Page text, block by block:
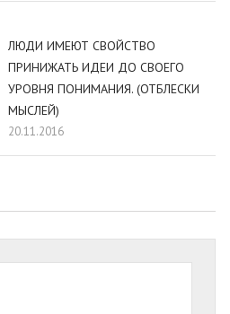
ЛЮДИ ИМЕЮТ СВОЙСТВО
ПРИНИЖАТЬ ИДЕИ ДО СВОЕГО
УРОВНЯ ПОНИМАНИЯ. (ОТБЛЕСКИ
МЫСЛЕЙ)
20.11.2016